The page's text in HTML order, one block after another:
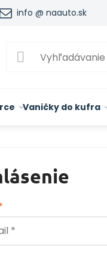
info @ naauto.sk
Vaničky do kufra